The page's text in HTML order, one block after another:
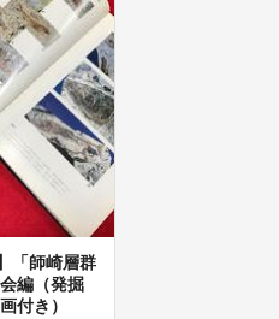
「師崎層群
編（発掘
付き）